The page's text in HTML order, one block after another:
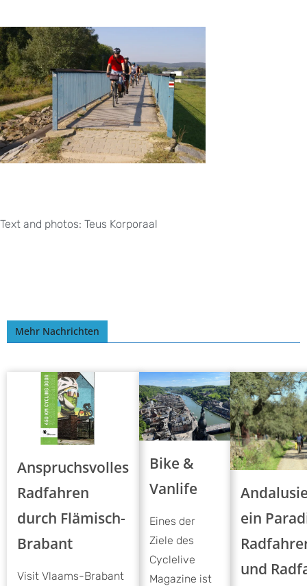
Text and photos: Teus Korporaal
Mehr Nachrichten
Anspruchsvolles
Radfahren
durch Flämisch-
Brabant
Visit Vlaams-Brabant
Bike &
Vanlife
Eines der
Ziele des
Cyclelive
Magazine ist
ein
und